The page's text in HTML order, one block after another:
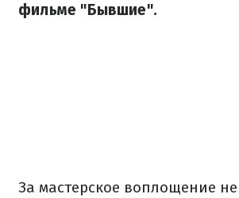
фильме "Бывшие".
За мастерское воплощение